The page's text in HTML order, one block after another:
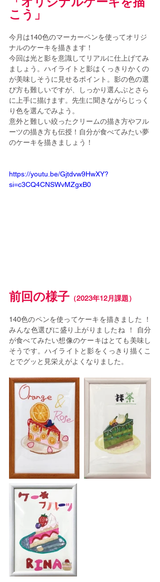
こう」
今月は140色のマーカーペンを使ってオリジ
ナルのケーキを描きます！
今回は光と影を意識して リアルに仕上げてみ
ましょう。ハイライトと影はくっきりかくの
が美味しそうに見せるポイント。影の色の選
び方も難しいですが、しっかり選んぶとさら
に上手に描けます。先生に聞きながらじっく
り色を選んでみよう。
意外と難しい絞ったクリームの描き方やフル
ーツの描き方も伝授！自分が食べてみたい夢
のケーキを描きましょう！
https://youtu.be/Gjtdvw9HwXY?
si=c3CQ4CNSWvMZgxB0
前回の様子 （2023年12月課題）
140色のペンを使ってケーキを描きました ！
みんな色選びに盛り上がりましたね ！ 自分
が食べてみたい想像のケーキはとても美味し
そうです。ハイライトと影をくっきり描くこ
とでグッと見栄えがよくなりました。